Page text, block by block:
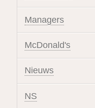
Managers
McDonald's
Nieuws
NS